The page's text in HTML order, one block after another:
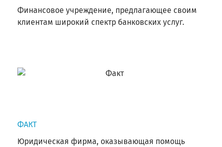
Финансовое учреждение, предлагающее своим
клиентам широкий спектр банковских услуг.
ФАКТ
Юридическая фирма, оказывающая помощь